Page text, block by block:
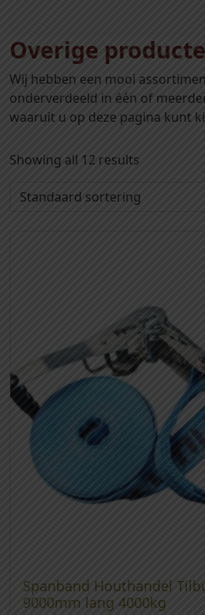
Overige
Wij hebben een mooi
onderverdeeld in één of
waaruit u op deze pagina kunt
Showing all 12 results
Spanband Houthandel
9000mm lang 4000kg